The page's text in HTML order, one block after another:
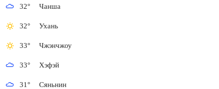
32° Чанша
32° Ухань
33° Чжэнчжоу
33° Хэфэй
31° Сяньнин